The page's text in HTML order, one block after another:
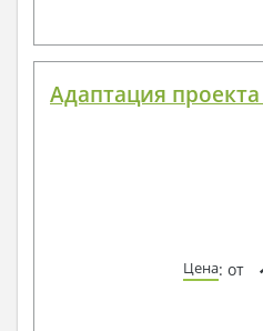
Адаптация
Цена: от